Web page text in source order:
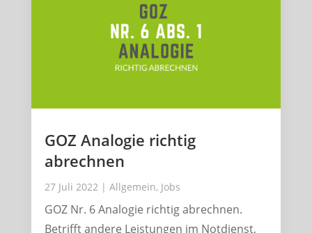
GOZ Analogie richtig
abrechnen
27 Juli 2022 | Allgemein, Jobs
GOZ Nr. 6 Analogie richtig abrechnen.
Betrifft andere Leistungen im Notdienst,